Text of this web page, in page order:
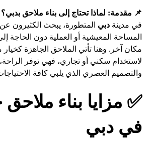
📌 مقدمة: لماذا تحتاج إلى بناء ملاحق بدبي؟
في مدينةدبي المتطورة، يبحث الكثيرون
المساحة المعيشية أو العملية دون الحاجة
مكان آخر. وهنا تأتي الملاحق الجاهزة
لاستخدام سكني أو تجاري، فهي توفر
والتصميم العصري الذي يلبي كافة
✅ مزايا بناء
في دبي